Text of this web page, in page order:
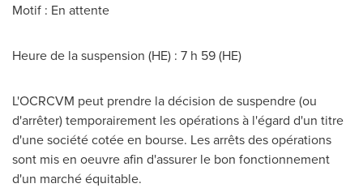
Motif : En attente
Heure de la suspension (HE) : 7 h 59 (HE)
L'OCRCVM peut prendre la décision de suspendre (ou
d'arrêter) temporairement les opérations à l'égard d'un titre
d'une société cotée en bourse. Les arrêts des opérations
sont mis en oeuvre afin d'assurer le bon fonctionnement
d'un marché équitable.